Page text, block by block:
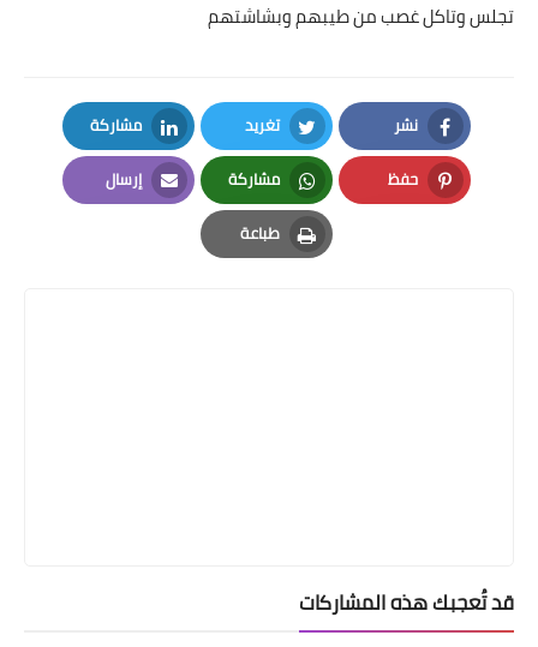
تجلس وتاكل غصب من طيبهم وبشاشتهم
نشر
Facebook
تغريد
Twitter
مشاركة
LinkedIn
حفظ
Pinterest
مشاركة
Whatsapp
إرسال
Email
طباعة
Print
قد تُعجبك هذه المشاركات